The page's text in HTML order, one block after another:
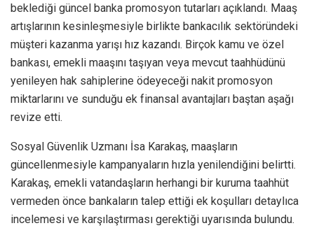
beklediği güncel banka promosyon tutarları açıklandı. Maaş
artışlarının kesinleşmesiyle birlikte bankacılık sektöründeki
müşteri kazanma yarışı hız kazandı. Birçok kamu ve özel
bankası, emekli maaşını taşıyan veya mevcut taahhüdünü
yenileyen hak sahiplerine ödeyeceği nakit promosyon
miktarlarını ve sunduğu ek finansal avantajları baştan aşağı
revize etti.
Sosyal Güvenlik Uzmanı İsa Karakaş, maaşların
güncellenmesiyle kampanyaların hızla yenilendiğini belirtti.
Karakaş, emekli vatandaşların herhangi bir kuruma taahhüt
vermeden önce bankaların talep ettiği ek koşulları detaylıca
incelemesi ve karşılaştırması gerektiği uyarısında bulundu.